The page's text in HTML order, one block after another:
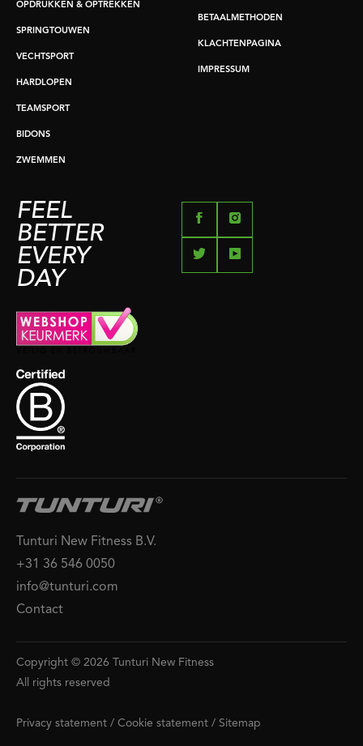
OPDRUKKEN & OPTREKKEN
SPRINGTOUWEN
VECHTSPORT
HARDLOPEN
TEAMSPORT
BIDONS
ZWEMMEN
BETAALMETHODEN
KLACHTENPAGINA
IMPRESSUM
FEEL
BETTER
EVERY
DAY
Tunturi New Fitness B.V.
+31 36 546 0050
info@tunturi.com
Contact
Copyright © 2026 Tunturi New Fitness
All rights reserved
Privacy statement / Cookie statement / Sitemap